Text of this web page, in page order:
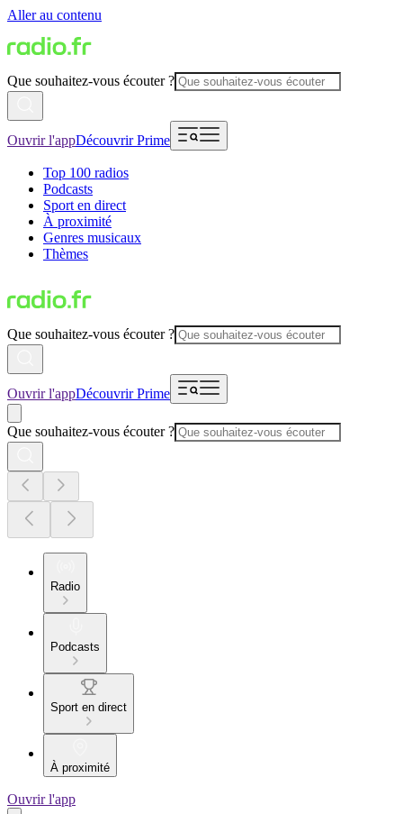
Aller au contenu
Que souhaitez-vous écouter ?
Ouvrir l'appDécouvrir Prime
Top 100 radios
Podcasts
Sport en direct
À proximité
Genres musicaux
Thèmes
Que souhaitez-vous écouter ?
Ouvrir l'appDécouvrir Prime
Que souhaitez-vous écouter ?
Radio
Podcasts
Sport en direct
À proximité
Ouvrir l'app